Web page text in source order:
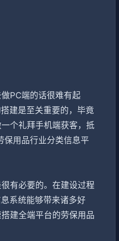
PC端的话很难有起
建是至关重要的，毕竟
个礼拜手机端获客，抵
保用品行业分类信息平
有必要的。在建设过程
系统能够带来诸多好
建全端平台的劳保用品